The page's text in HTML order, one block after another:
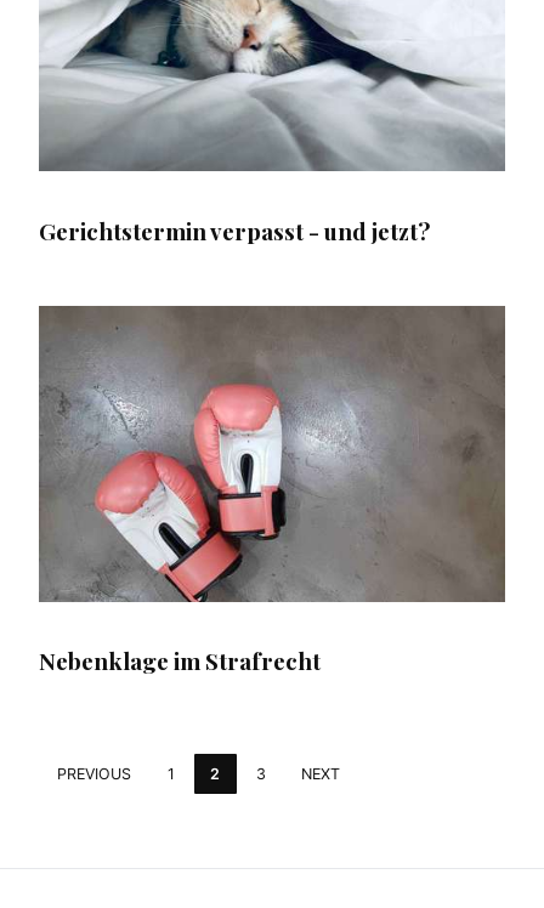
Gerichtstermin verpasst - und jetzt?
Nebenklage im Strafrecht
PREVIOUS 1 2 3 NEXT